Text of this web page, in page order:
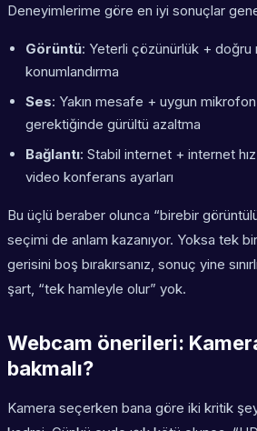
Deneyimlerime göre en iyi sonuçlar
Görüntü: Yeterli çözünürlük + doğru
konumlandırma
Ses: Yakın mesafe + uygun
gerektiğinde gürültü azaltma
Bağlantı: Stabil internet + internet
video konferans ayarları
Bu üçlü beraber olunca “birebir
seçimi de anlam kazanıyor. Yoksa tek
gerisini boş bırakırsanız, sonuç yine
şart, “tek hamleyle olur” yok.
Webcam önerileri:
bakmalı?
Kamera seçerken bana göre iki kritik şey